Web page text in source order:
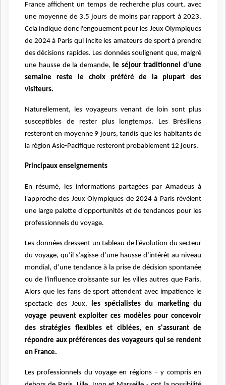
France affichent un temps de recherche plus court, avec
une moyenne de 3,5 jours de moins par rapport à 2023.
Cela indique donc l'engouement pour les Jeux Olympiques
de 2024 à Paris qui incite les amateurs de sport à prendre
des décisions rapides. Les données soulignent que, malgré
une hausse de la demande,
le séjour traditionnel d'une
semaine reste le choix préféré de la plupart des
visiteurs.
Naturellement, les voyageurs venant de loin sont plus
susceptibles de rester plus longtemps. Les Brésiliens
resteront en moyenne 9 jours, tandis que les habitants de
la région Asie-Pacifique resteront probablement 12 jours.
Principaux enseignements
En résumé, les informations partagées par Amadeus à
l'approche des Jeux Olympiques de 2024 à Paris révèlent
une large palette d'opportunités et de tendances pour les
professionnels du voyage.
Les données dressent un tableau de l'évolution du secteur
du voyage, qu’il s’agisse d’une hausse d’intérêt au niveau
mondial, d’une tendance à la prise de décision spontanée
ou de l'influence croissante sur les villes autres que Paris.
Alors que les fans de sport attendent avec impatience le
spectacle des Jeux,
les spécialistes du marketing du
voyage peuvent exploiter ces modèles pour concevoir
des stratégies flexibles et ciblées, en s'assurant de
répondre aux préférences des voyageurs qui se rendent
en France.
Les professionnels du voyage en régions – y compris en